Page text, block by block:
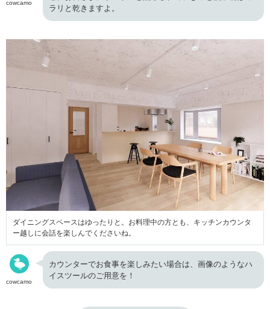
cowcamo
ラリと乾きますよ。
ダイニングスペースはゆったりと。お料理中の方とも、キッチンカウンタ
ー越しに会話を楽しんでくださいね。
cowcamo
カウンターでお食事を楽しみたい場合は、画像のようなハ
イスツールのご用意を！